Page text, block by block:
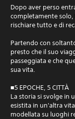
Dopo aver perso
completamente
rischiare tutto e di
Partendo con
presto che il suo
passeggiata e che
sua vita.
■5 EPOCHE, 5 CITTÀ
La storia si svolge in
esistita in un'altra
modellata su luoghi